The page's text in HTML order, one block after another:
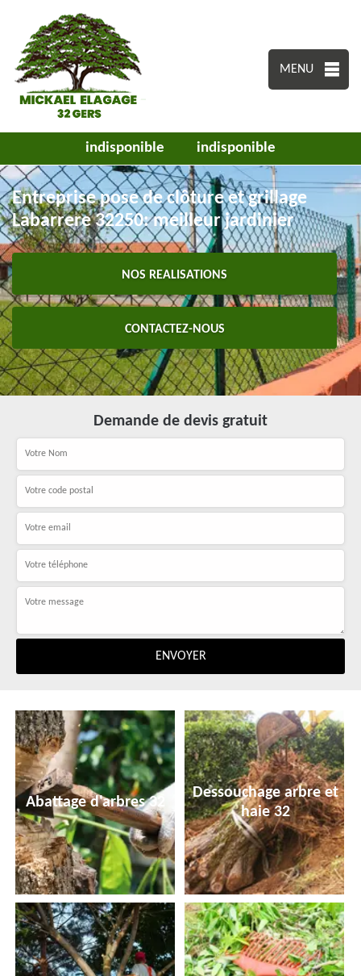
MENU
indisponible indisponible
Entreprise pose de clôture et grillage
Labarrere 32250: meilleur jardinier
NOS REALISATIONS
CONTACTEZ-NOUS
Demande de devis gratuit
Abattage d'arbres 32
Dessouchage arbre et
haie 32